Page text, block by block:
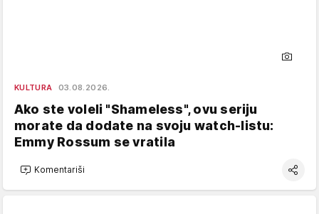
KULTURA 03.08.2026.
Ako ste voleli "Shameless", ovu seriju
morate da dodate na svoju watch-listu:
Emmy Rossum se vratila
Komentariši